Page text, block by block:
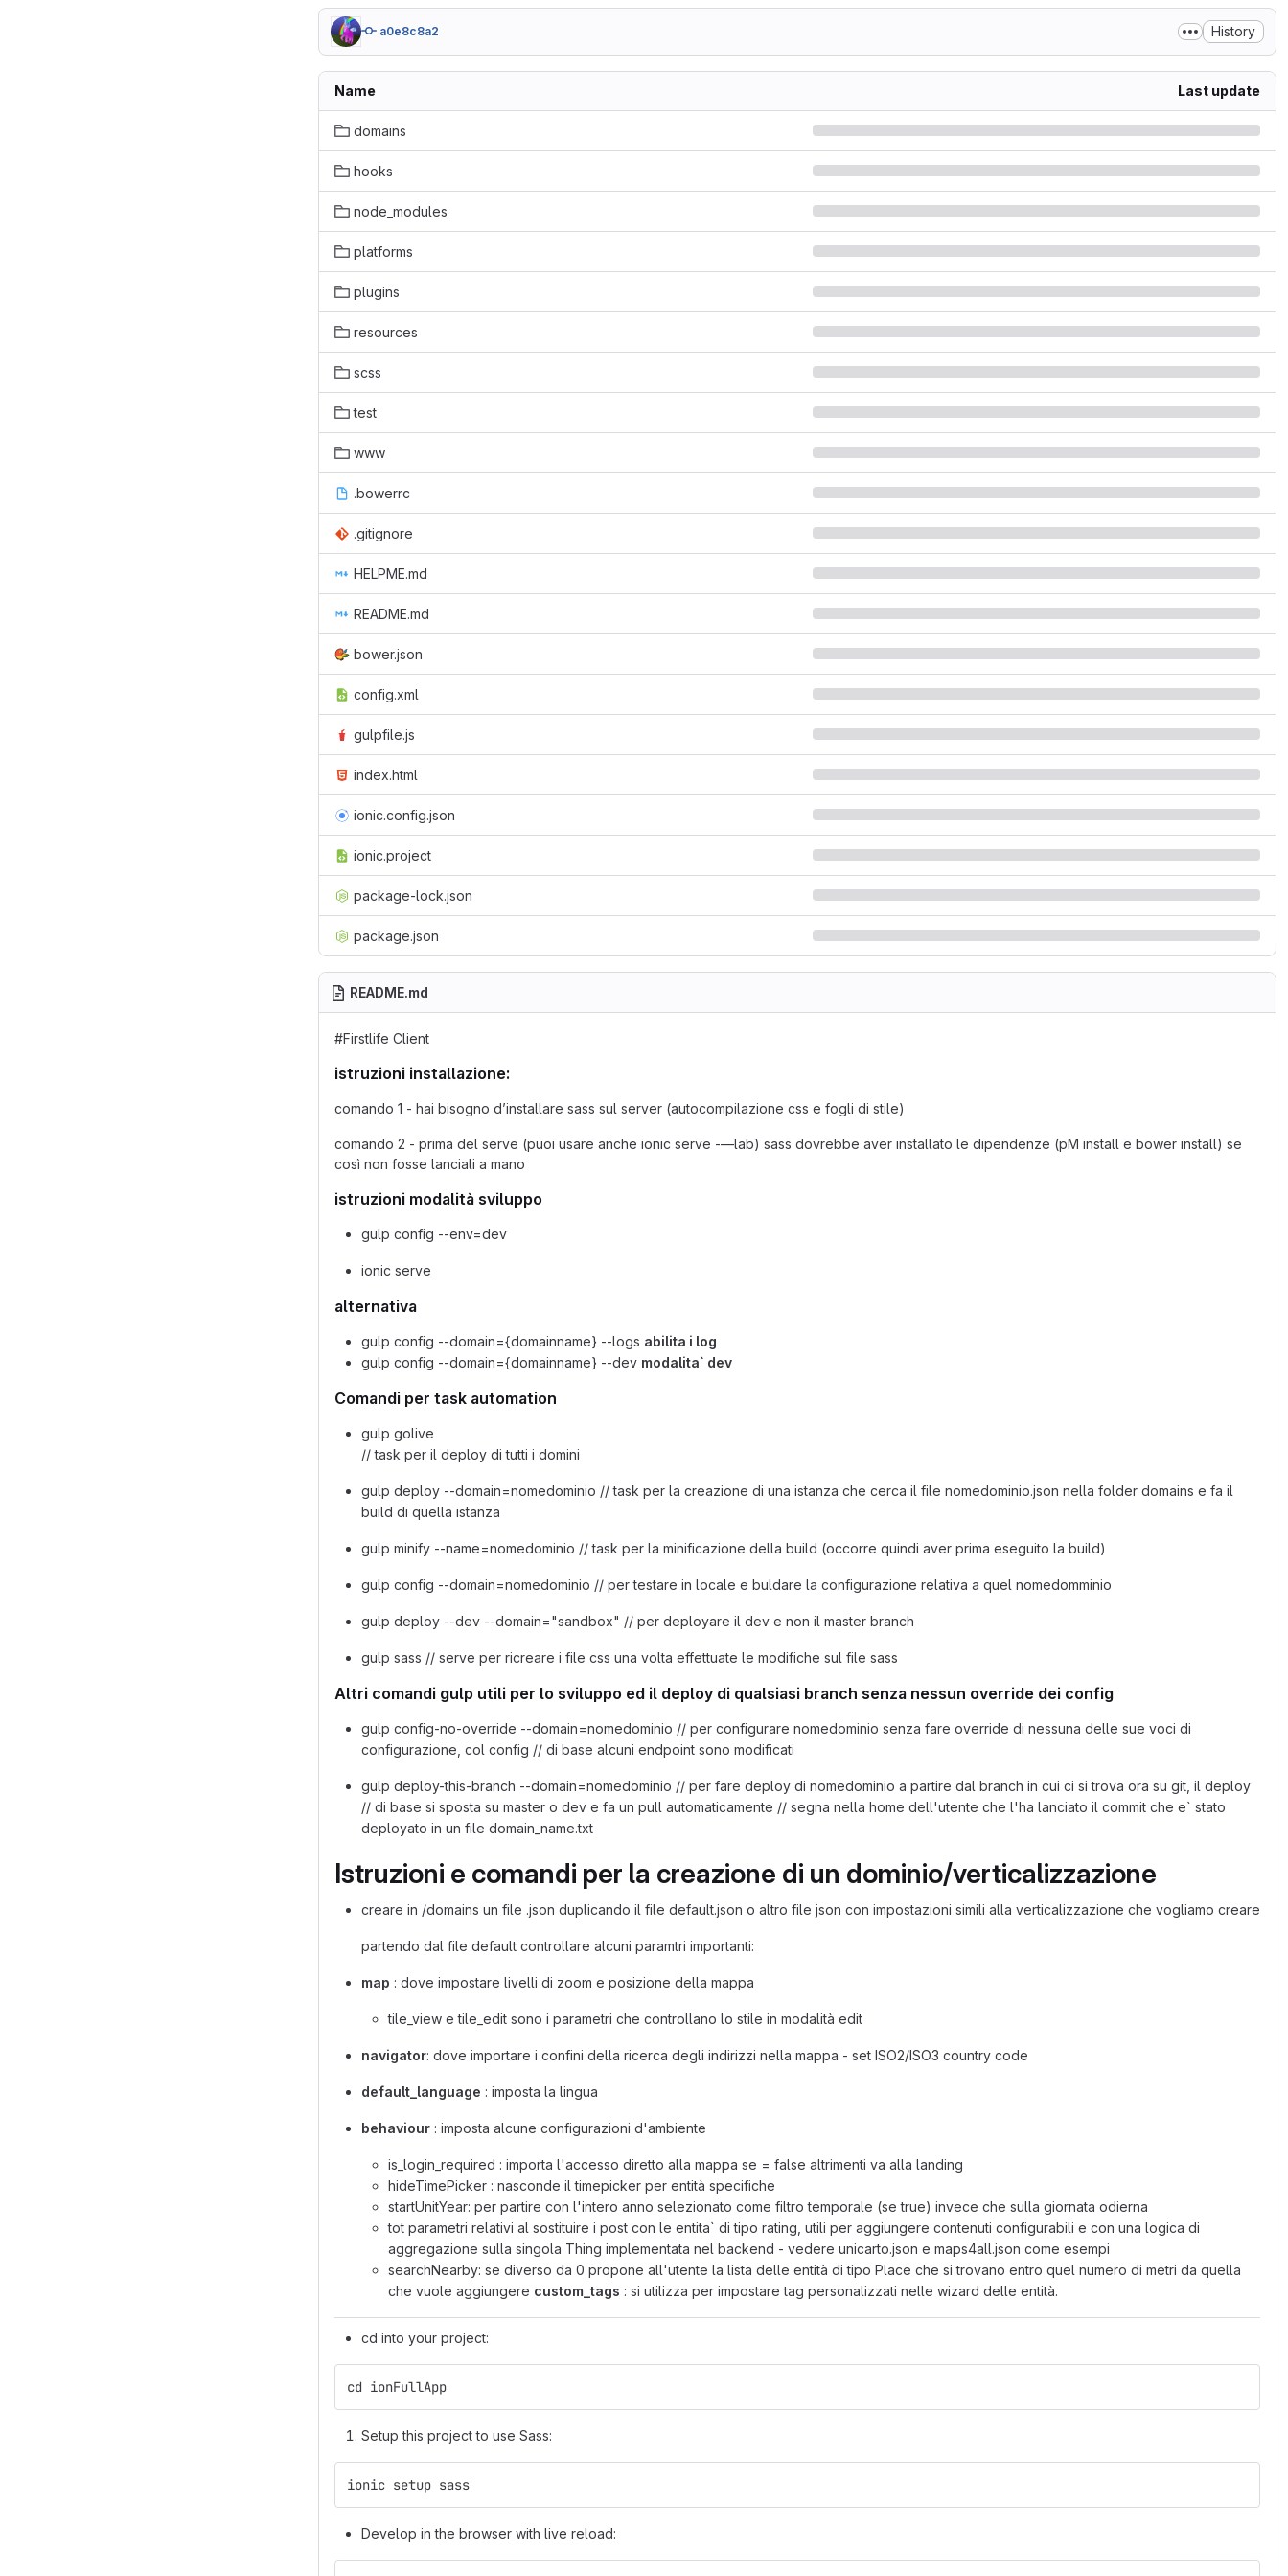
a0e8c8a2 History
Name Last update
domains
hooks
node_modules
platforms
plugins
resources
scss
test
www
.bowerrc
.gitignore
HELPME.md
README.md
bower.json
config.xml
gulpfile.js
index.html
ionic.config.json
ionic.project
package-lock.json
package.json
README.md
#Firstlife Client
istruzioni installazione:
comando 1 - hai bisogno d’installare sass sul server (autocompilazione css e fogli di stile)
comando 2 - prima del serve (puoi usare anche ionic serve -—lab) sass dovrebbe aver installato le dipendenze (pM install e bower install) se
così non fosse lanciali a mano
istruzioni modalità sviluppo
gulp config --env=dev
ionic serve
alternativa
gulp config --domain={domainname} --logs abilita i log
gulp config --domain={domainname} --dev modalita` dev
Comandi per task automation
gulp golive
// task per il deploy di tutti i domini
gulp deploy --domain=nomedominio // task per la creazione di una istanza che cerca il file nomedominio.json nella folder domains e fa il
build di quella istanza
gulp minify --name=nomedominio // task per la minificazione della build (occorre quindi aver prima eseguito la build)
gulp config --domain=nomedominio // per testare in locale e buldare la configurazione relativa a quel nomedomminio
gulp deploy --dev --domain="sandbox" // per deployare il dev e non il master branch
gulp sass // serve per ricreare i file css una volta effettuate le modifiche sul file sass
Altri comandi gulp utili per lo sviluppo ed il deploy di qualsiasi branch senza nessun override dei config
gulp config-no-override --domain=nomedominio // per configurare nomedominio senza fare override di nessuna delle sue voci di
configurazione, col config // di base alcuni endpoint sono modificati
gulp deploy-this-branch --domain=nomedominio // per fare deploy di nomedominio a partire dal branch in cui ci si trova ora su git, il deploy
// di base si sposta su master o dev e fa un pull automaticamente // segna nella home dell'utente che l'ha lanciato il commit che e` stato
deployato in un file domain_name.txt
Istruzioni e comandi per la creazione di un dominio/verticalizzazione
creare in /domains un file .json duplicando il file default.json o altro file json con impostazioni simili alla verticalizzazione che vogliamo creare
partendo dal file default controllare alcuni paramtri importanti:
map : dove impostare livelli di zoom e posizione della mappa
tile_view e tile_edit sono i parametri che controllano lo stile in modalità edit
navigator: dove importare i confini della ricerca degli indirizzi nella mappa - set ISO2/ISO3 country code
default_language : imposta la lingua
behaviour : imposta alcune configurazioni d'ambiente
is_login_required : importa l'accesso diretto alla mappa se = false altrimenti va alla landing
hideTimePicker : nasconde il timepicker per entità specifiche
startUnitYear: per partire con l'intero anno selezionato come filtro temporale (se true) invece che sulla giornata odierna
tot parametri relativi al sostituire i post con le entita` di tipo rating, utili per aggiungere contenuti configurabili e con una logica di
aggregazione sulla singola Thing implementata nel backend - vedere unicarto.json e maps4all.json come esempi
searchNearby: se diverso da 0 propone all'utente la lista delle entità di tipo Place che si trovano entro quel numero di metri da quella
che vuole aggiungere custom_tags : si utilizza per impostare tag personalizzati nelle wizard delle entità.
cd into your project:
cd ionFullApp
Setup this project to use Sass:
ionic setup sass
Develop in the browser with live reload: